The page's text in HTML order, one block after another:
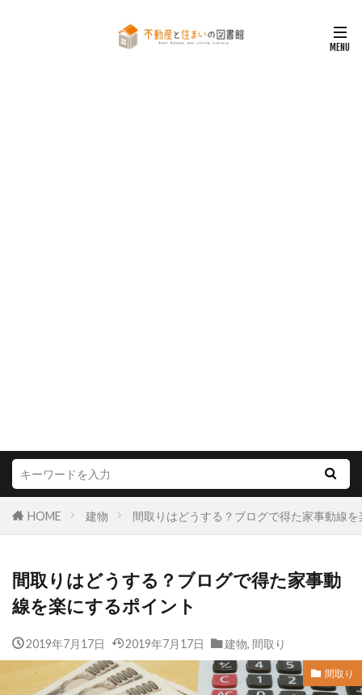
HOME 建物 間取りはどうする？ブログで得た家事動線
間取りはどうする？ブログで得た家事動
線を楽にするポイント
2019年7月17日 2019年7月17日 建物, 間取り
間取り